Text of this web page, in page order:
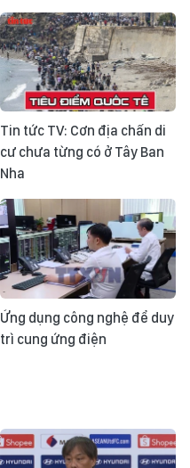
Tin tức TV: Cơn địa chấn di
cư chưa từng có ở Tây Ban
Nha
Ứng dụng công nghệ để duy
trì cung ứng điện